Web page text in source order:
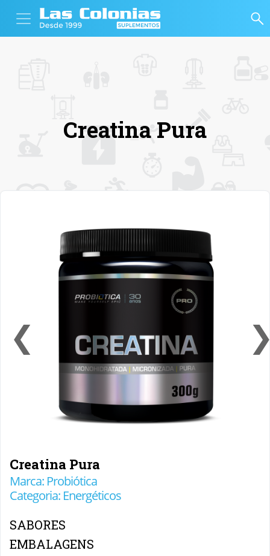
Creatina Pura
❮
Creatina Pura
Marca: Probiótica
Categoria: Energéticos
SABORES
EMBALAGENS